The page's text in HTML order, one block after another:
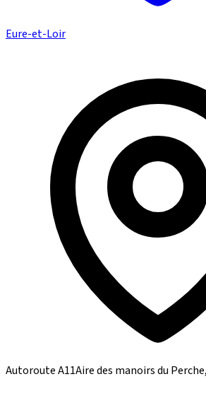
Eure-et-Loir
Autoroute A11Aire des manoirs du